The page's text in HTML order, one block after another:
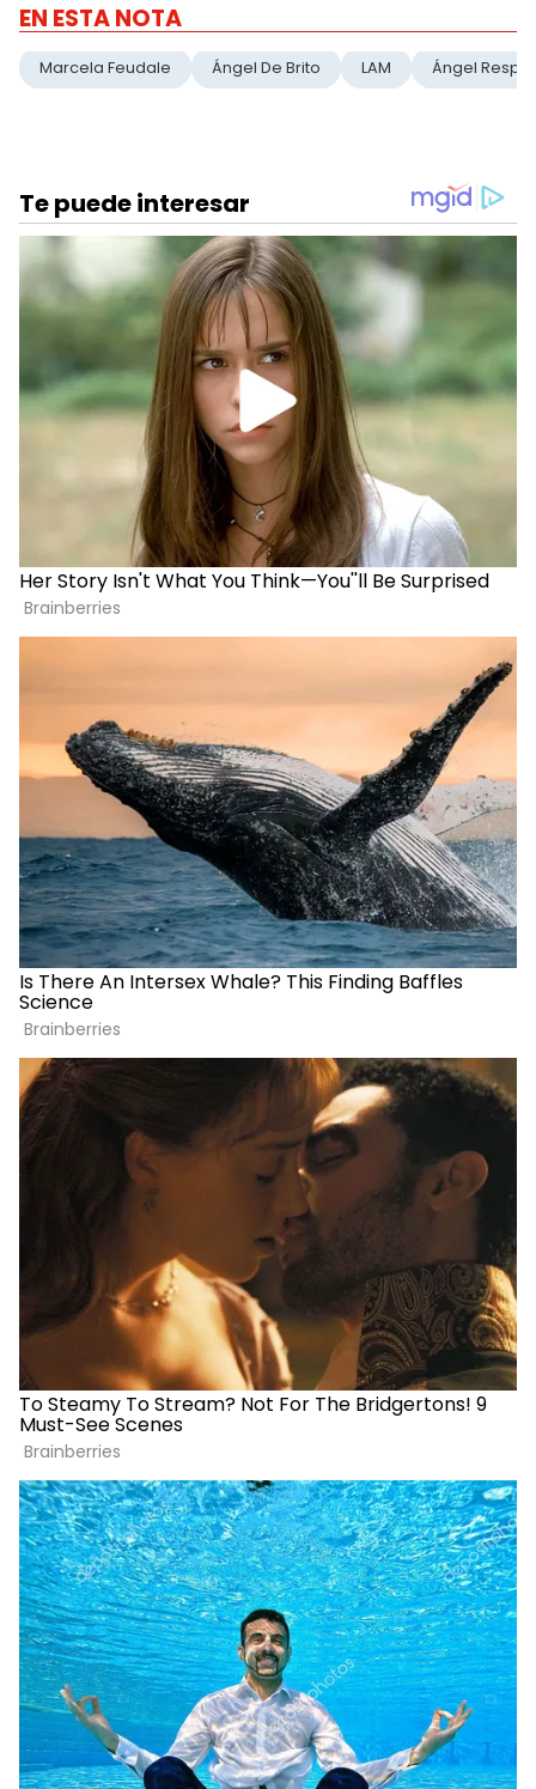
EN ESTA NOTA
Marcela Feudale Ángel De Brito LAM Ángel